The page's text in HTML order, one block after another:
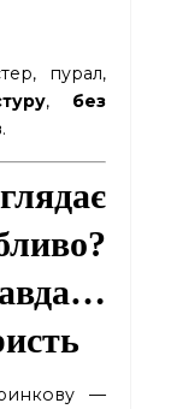
пурал,
, без
.
—